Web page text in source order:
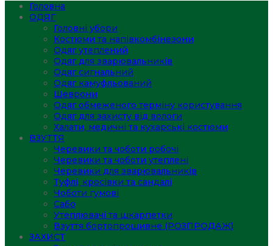
Головна
ОДЯГ
Головні убори
Костюми та напівкомбінезони
Одяг утеплений
Одяг для зварювальників
Одяг сигнальний
Одяг камуфльований
Шеврони
Одяг обмеженого терміну користування
Одяг для захисту від вологи
Халати, медичні та кухарські костюми
ВЗУТТЯ
Черевики та чоботи робочі
Черевики та чоботи утеплені
Черевики для зварювальників
Туфлі, кросівки та сандалі
Чоботи гумові
Сабо
Утеплювачі та шкарпетки
Взуття бортопрошивне (РОЗПРОДАЖ)
ЗАХИСТ